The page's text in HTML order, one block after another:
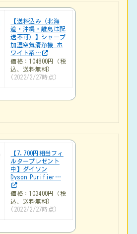
【送料込み（北海
道・沖縄・離島は配
送不可）】シャープ
加湿空気清浄機 ホ
ワイト系…
価格：104800円（税
込、送料無料)
(2022/2/27時点)
【7,700円相当フィ
ルタープレゼント
中】ダイソン
Dyson Purifier…
価格：103400円（税
込、送料無料)
(2022/2/27時点)